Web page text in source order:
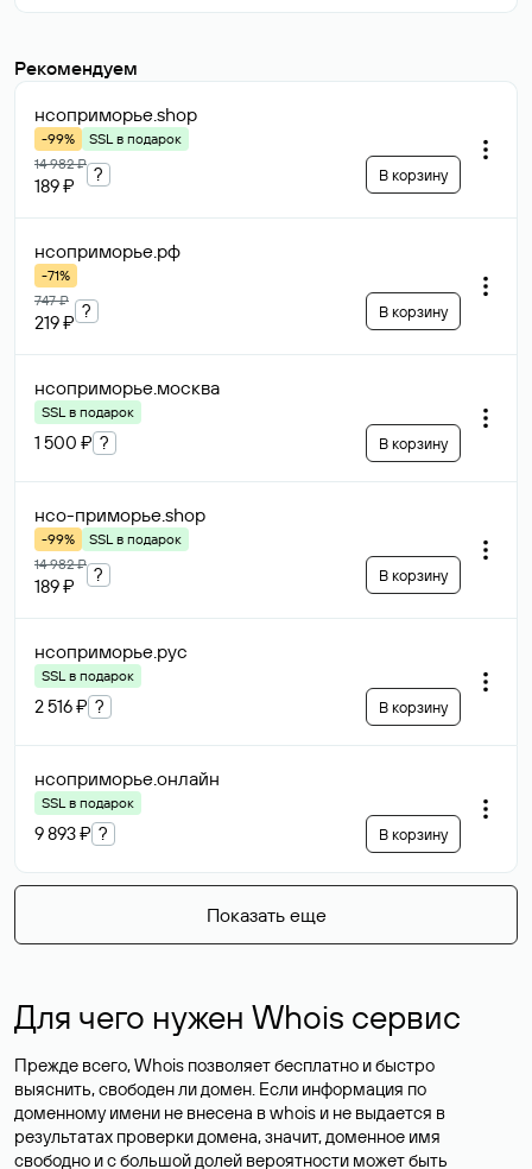
Рекомендуем
нсоприморье.shop
-99%
SSL в подарок
14 982 ₽
189 ₽
? В корзину
нсоприморье.рф
-71%
747 ₽
219 ₽
? В корзину
нсоприморье.москва
SSL в подарок
1 500 ₽ ? В корзину
нсо-приморье.shop
-99%
SSL в подарок
14 982 ₽
189 ₽
? В корзину
нсоприморье.рус
SSL в подарок
2 516 ₽ ? В корзину
нсоприморье.онлайн
SSL в подарок
9 893 ₽ ? В корзину
Показать еще
Для чего нужен Whois сервис
Прежде всего, Whois позволяет бесплатно и быстро
выяснить, свободен ли домен. Если информация по
доменному имени не внесена в whois и не выдается в
результатах проверки домена, значит, доменное имя
свободно и с большой долей вероятности может быть